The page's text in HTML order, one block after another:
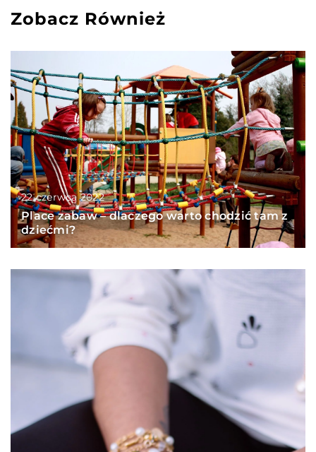
Zobacz Również
22 czerwca 2022
Place zabaw – dlaczego warto chodzić tam z
dziećmi?